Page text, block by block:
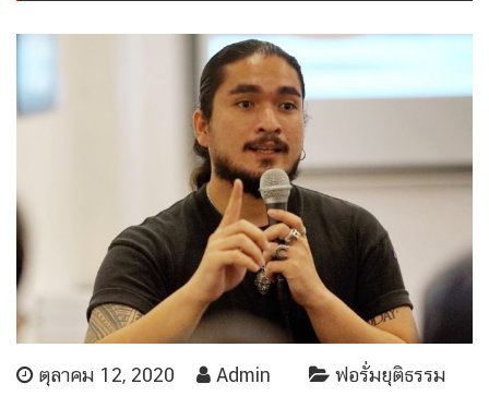
ตุลาคม 12, 2020 Admin ฟอรั่มยุติธรรม